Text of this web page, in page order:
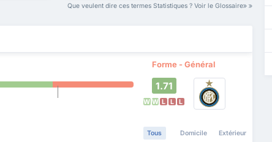
Que veulent dire ces termes Statistiques ? Voir le Glossaire
Forme - Général
1.71
W W L L L
Tous Domicile Extérieur